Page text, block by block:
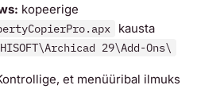
kopeerige
kausta
29\Add-Ons\
et menüüribal ilmuks